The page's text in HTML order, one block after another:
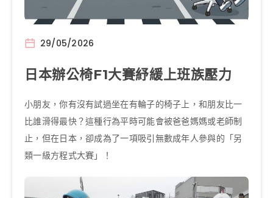
29/05/2026
日本辦公椅F1大賽紓緩上班族壓力
小朋友，你有沒有試過坐在有輪子的椅子上，和朋友比一
比誰滑得最快？這種行為平時可能會被爸爸媽媽或老師制
止，但在日本，卻成為了一項吸引無數成年人參與的「另
類一級方程式大賽」！